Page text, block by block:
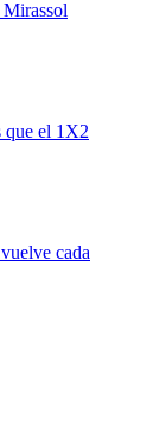
que el 1X2
cada